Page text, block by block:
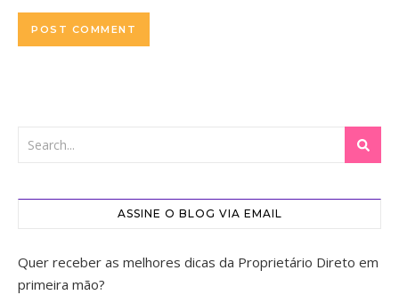
ASSINE O BLOG VIA EMAIL
Quer receber as melhores dicas da Proprietário Direto em
primeira mão?